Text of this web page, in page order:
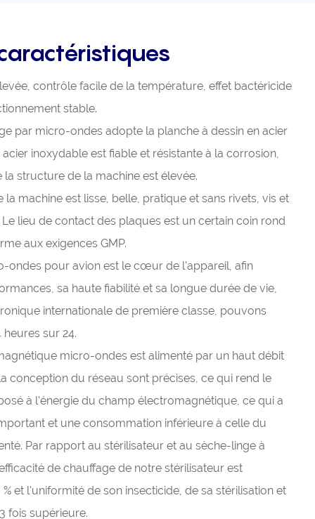
contrôle facile de la température, effet bactéricide
stable.
par micro-ondes adopte la planche à dessin en acier
inoxydable est fiable et résistante à la corrosion,
structure de la machine est élevée.
machine est lisse, belle, pratique et sans rivets, vis et
lieu de contact des plaques est un certain coin rond
aux exigences GMP.
ondes pour avion est le cœur de l'appareil, afin
sa haute fiabilité et sa longue durée de vie,
internationale de première classe, pouvons
sur 24.
micro-ondes est alimenté par un haut débit
conception du réseau sont précises, ce qui rend le
à l'énergie du champ électromagnétique, ce qui a
et une consommation inférieure à celle du
Par rapport au stérilisateur et au sèche-linge à
de chauffage de notre stérilisateur est
et l'uniformité de son insecticide, de sa stérilisation et
fois supérieure.